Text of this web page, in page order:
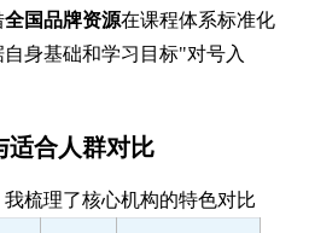
全国品牌资源在课程体系标准化
身基础和学习目标"对号入
适合人群对比
梳理了核心机构的特色对比